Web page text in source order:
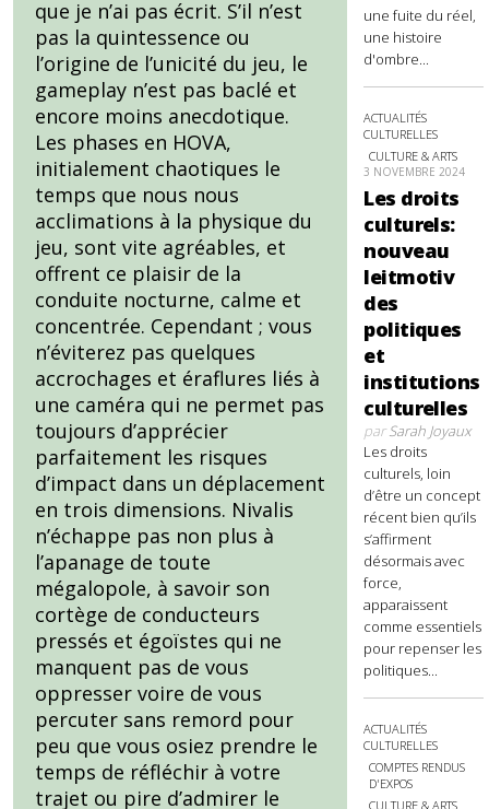
que je n’ai pas écrit. S’il n’est
pas la quintessence ou
l’origine de l’unicité du jeu, le
gameplay n’est pas baclé et
encore moins anecdotique.
Les phases en HOVA,
initialement chaotiques le
temps que nous nous
acclimations à la physique du
jeu, sont vite agréables, et
offrent ce plaisir de la
conduite nocturne, calme et
concentrée. Cependant ; vous
n’éviterez pas quelques
accrochages et éraflures liés à
une caméra qui ne permet pas
toujours d’apprécier
parfaitement les risques
d’impact dans un déplacement
en trois dimensions. Nivalis
n’échappe pas non plus à
l’apanage de toute
mégalopole, à savoir son
cortège de conducteurs
pressés et égoïstes qui ne
manquent pas de vous
oppresser voire de vous
percuter sans remord pour
peu que vous osiez prendre le
temps de réfléchir à votre
trajet ou pire d’admirer le
une fuite du réel,
une histoire
d'ombre...
ACTUALITÉS
CULTURELLES
CULTURE & ARTS
3 NOVEMBRE 2024
Les droits
culturels:
nouveau
leitmotiv
des
politiques
et
institutions
culturelles
parSarah Joyaux
Les droits
culturels, loin
d’être un concept
récent bien qu’ils
s’affirment
désormais avec
force,
apparaissent
comme essentiels
pour repenser les
politiques...
ACTUALITÉS
CULTURELLES
COMPTES RENDUS
D'EXPOS
CULTURE & ARTS